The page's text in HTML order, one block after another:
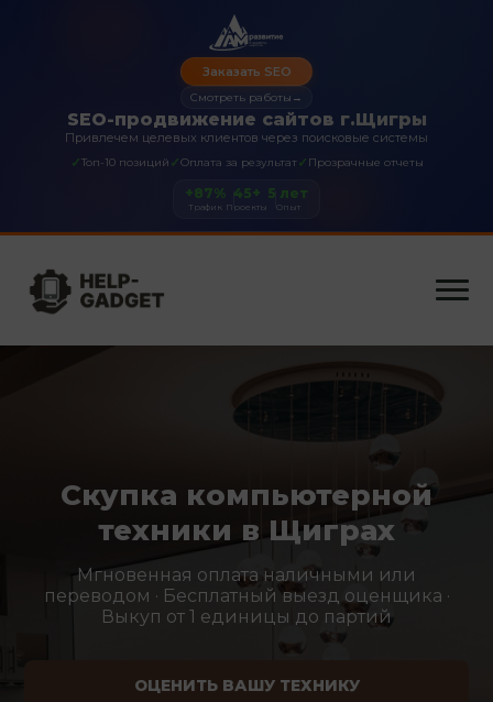
SEO-продвижение сайтов г.Щигры
Привлечем целевых клиентов через поисковые системы
✓Топ-10 позиций ✓Оплата за результат✓ Прозрачные отчеты
Заказать SEO
Смотреть работы →
+87%
Трафик
45+
Проекты
5 лет
Опыт
Скупка компьютерной
техники в Щиграх
Мгновенная оплата наличными или
переводом · Бесплатный выезд оценщика ·
Выкуп от 1 единицы до партий
ОЦЕНИТЬ ВАШУ ТЕХНИКУ